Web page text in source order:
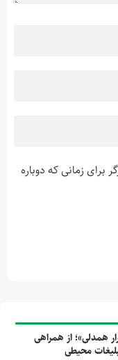
برای زمانی که دوباره
از پویش «۲۵ درجه؛ قرار همدلی»؛ از همراهی
محیطی